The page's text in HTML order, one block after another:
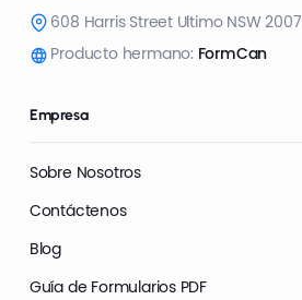
608 Harris Street Ultimo NSW 2007
Producto hermano: FormCan
Empresa
Sobre Nosotros
Contáctenos
Blog
Guía de Formularios PDF